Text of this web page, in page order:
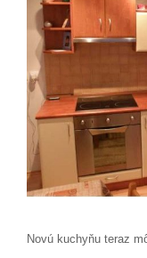
Novú kuchyňu teraz